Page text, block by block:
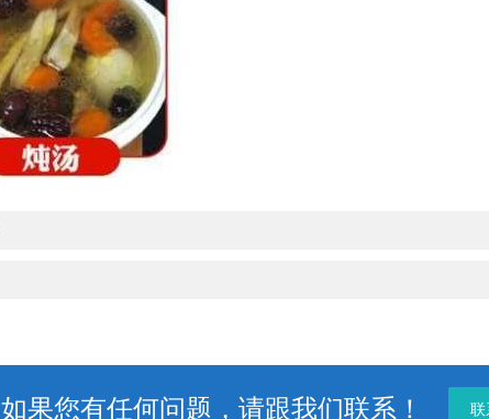
如果您有任何问题，请跟我们联系！ 联